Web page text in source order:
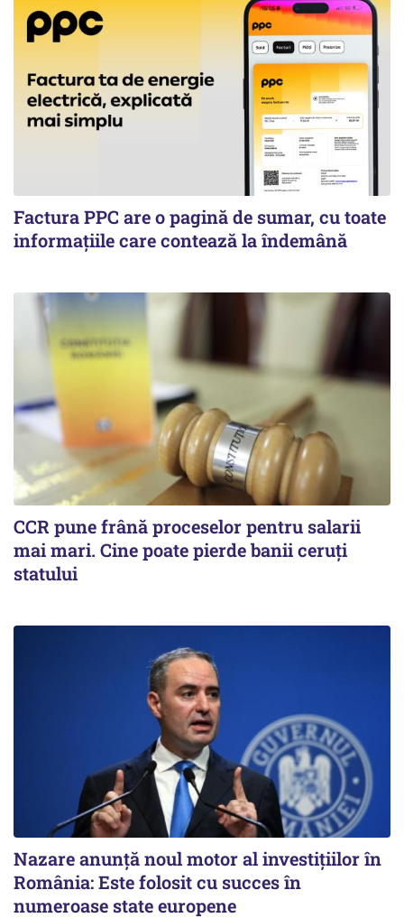
Factura PPC are o pagină de sumar, cu toate
informațiile care contează la îndemână
CCR pune frână proceselor pentru salarii
mai mari. Cine poate pierde banii ceruți
statului
Nazare anunță noul motor al investițiilor în
România: Este folosit cu succes în
numeroase state europene